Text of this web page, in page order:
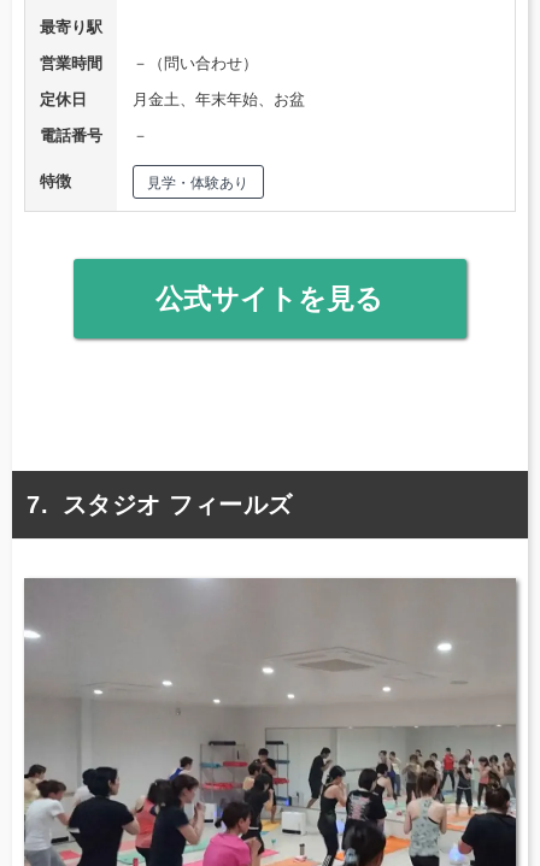
最寄り駅
営業時間
－（問い合わせ）
定休日
月金土、年末年始、お盆
電話番号
－
特徴 見学・体験あり
公式サイトを見る
スタジオ フィールズ